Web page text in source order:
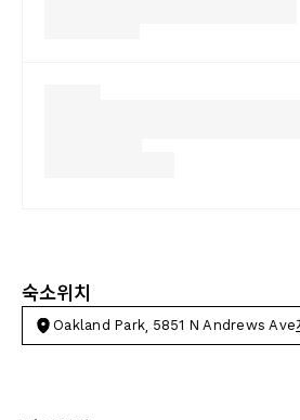
숙소위치
Oakland Park, 5851 N Andrews Ave